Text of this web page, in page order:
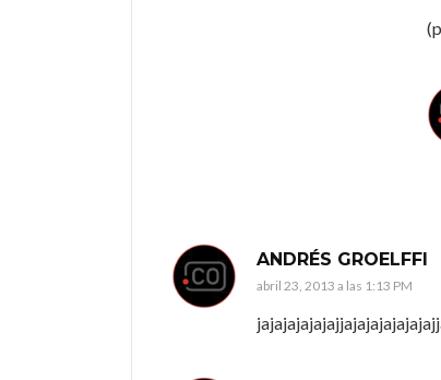
ANDRÉS GROELFFI
abril 23, 2013 a las 1:13 PM